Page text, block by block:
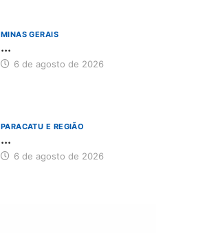
MINAS GERAIS
...
6 de agosto de 2026
PARACATU E REGIÃO
...
6 de agosto de 2026